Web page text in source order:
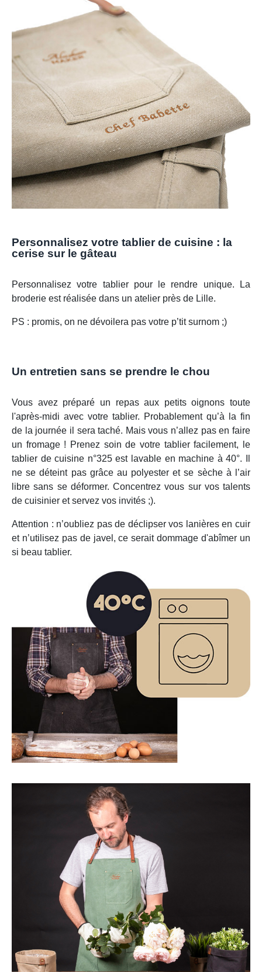
Personnalisez votre tablier de cuisine : la
cerise sur le gâteau
Personnalisez votre tablier pour le rendre unique. La
broderie est réalisée dans un atelier près de Lille.
PS : promis, on ne dévoilera pas votre p’tit surnom ;)
Un entretien sans se prendre le chou
Vous avez préparé un repas aux petits oignons toute
l'après-midi avec votre tablier. Probablement qu’à la fin
de la journée il sera taché. Mais vous n’allez pas en faire
un fromage ! Prenez soin de votre tablier facilement, le
tablier de cuisine n°325 est lavable en machine à 40°. Il
ne se déteint pas grâce au polyester et se sèche à l’air
libre sans se déformer. Concentrez vous sur vos talents
de cuisinier et servez vos invités ;).
Attention : n’oubliez pas de déclipser vos lanières en cuir
et n’utilisez pas de javel, ce serait dommage d'abîmer un
si beau tablier.